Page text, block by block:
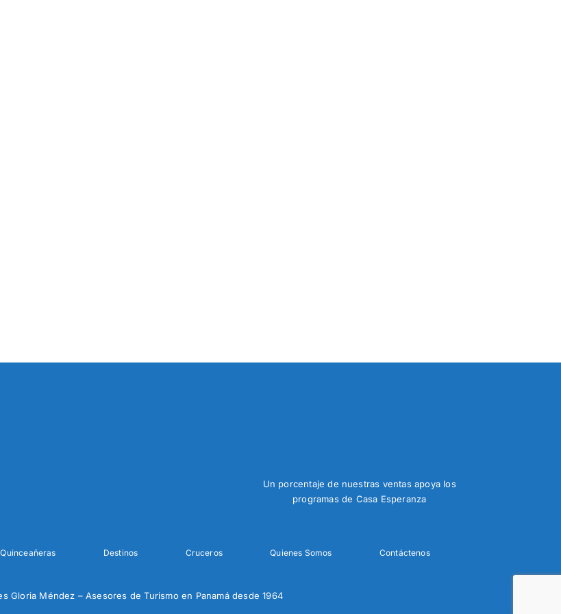
Un porcentaje de nuestras ventas apoya los
programas de Casa Esperanza
Quinceañeras Destinos Cruceros Quienes Somos Contáctenos
Gloria Méndez – Asesores de Turismo en Panamá desde 1964